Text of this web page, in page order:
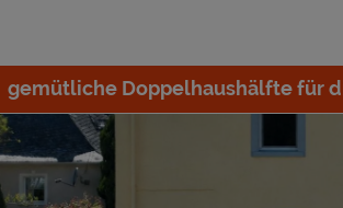
gemütliche Doppelhaushälfte für